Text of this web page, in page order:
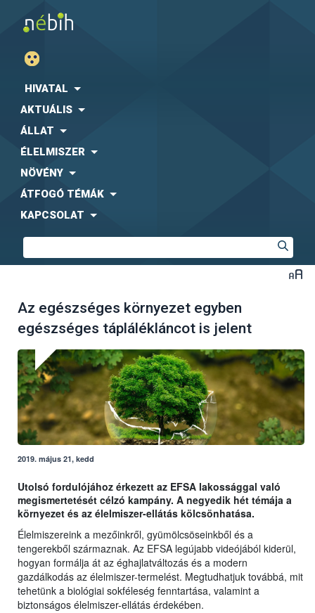
HIVATAL
AKTUÁLIS
ÁLLAT
ÉLELMISZER
NÖVÉNY
ÁTFOGÓ TÉMÁK
KAPCSOLAT
Az egészséges környezet egyben
egészséges táplálékláncot is jelent
2019. május 21, kedd
Utolsó fordulójához érkezett az EFSA lakossággal való
megismertetését célzó kampány. A negyedik hét témája a
környezet és az élelmiszer-ellátás kölcsönhatása.
Élelmiszereink a mezőinkről, gyümölcsöseinkből és a
tengerekből származnak. Az EFSA legújabb videójából kiderül,
hogyan formálja át az éghajlatváltozás és a modern
gazdálkodás az élelmiszer-termelést. Megtudhatjuk továbbá, mit
tehetünk a biológiai sokféleség fenntartása, valamint a
biztonságos élelmiszer-ellátás érdekében.